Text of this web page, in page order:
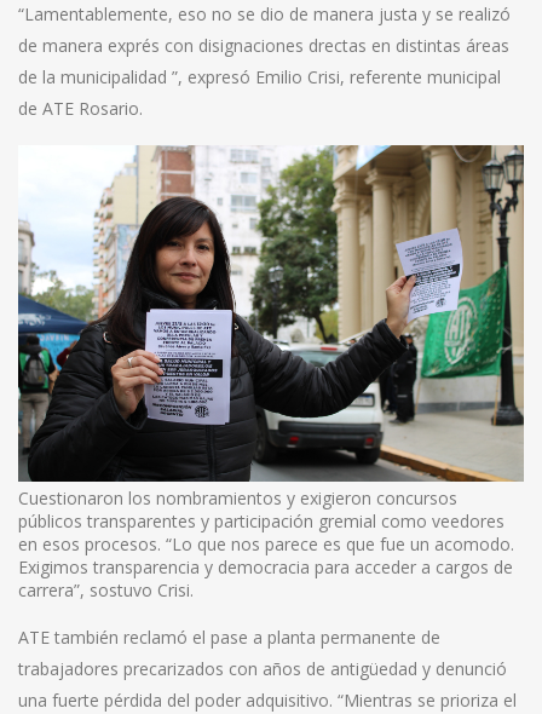
“Lamentablemente, eso no se dio de manera justa y se realizó
de manera exprés con disignaciones drectas en distintas áreas
de la municipalidad ”, expresó Emilio Crisi, referente municipal
de ATE Rosario.
Cuestionaron los nombramientos y exigieron concursos
públicos transparentes y participación gremial como veedores
en esos procesos. “Lo que nos parece es que fue un acomodo.
Exigimos transparencia y democracia para acceder a cargos de
carrera”, sostuvo Crisi.
ATE también reclamó el pase a planta permanente de
trabajadores precarizados con años de antigüedad y denunció
una fuerte pérdida del poder adquisitivo. “Mientras se prioriza el